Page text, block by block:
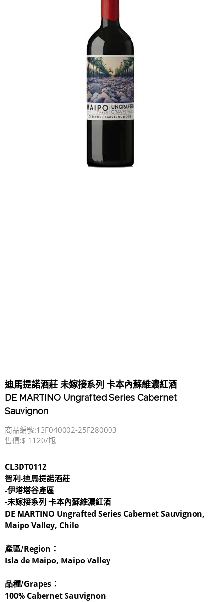
迪馬提諾酒莊 未嫁接系列 卡本內蘇維濃紅酒
DE MARTINO Ungrafted Series Cabernet
Sauvignon
商品編號:13F040002-25F280003
售價:$ 1120/瓶
CL3DT0112
智利-迪馬提諾酒莊
-伊塔塔谷產區
-未嫁接系列 卡本內蘇維濃紅酒
DE MARTINO Ungrafted Series Cabernet Sauvignon,
Maipo Valley, Chile
產區/Region：
Isla de Maipo, Maipo Valley
品種/Grapes：
100% Cabernet Sauvignon